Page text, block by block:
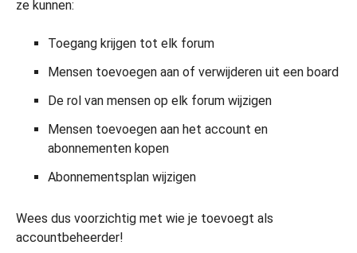
ze kunnen:
Toegang krijgen tot elk forum
Mensen toevoegen aan of verwijderen uit een board
De rol van mensen op elk forum wijzigen
Mensen toevoegen aan het account en
abonnementen kopen
Abonnementsplan wijzigen
Wees dus voorzichtig met wie je toevoegt als
accountbeheerder!